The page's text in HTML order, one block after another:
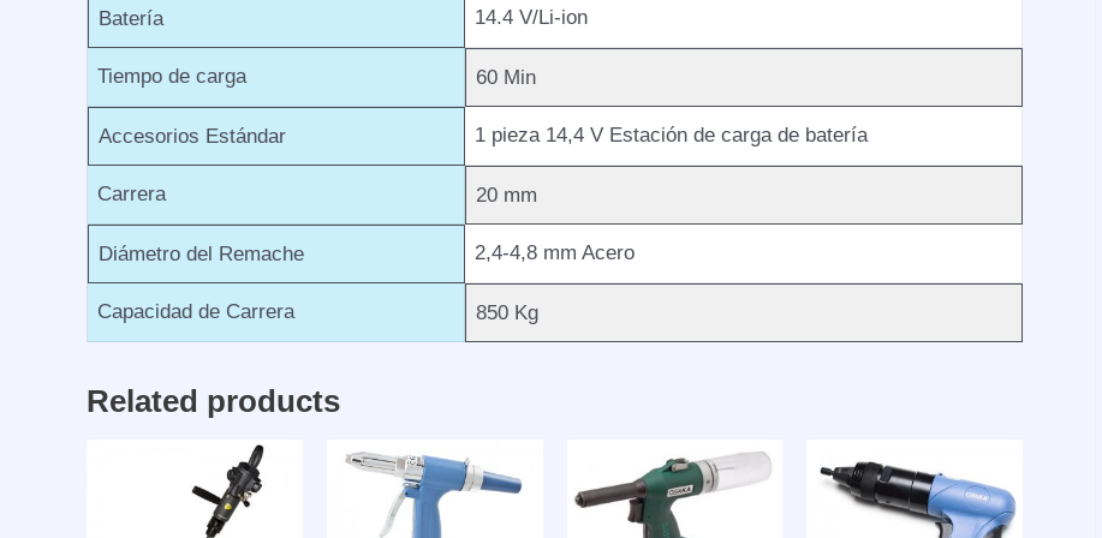
Batería 14.4 V/Li-ion
Tiempo de carga 60 Min
Accesorios Estándar 1 pieza 14,4 V Estación de carga de batería
Carrera 20 mm
Diámetro del Remache 2,4-4,8 mm Acero
Capacidad de Carrera 850 Kg
Related products